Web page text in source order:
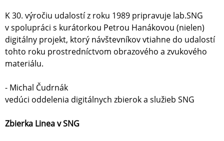
K 30. výročiu udalostí z roku 1989 pripravuje lab.SNG
v spolupráci s kurátorkou Petrou Hanákovou (nielen)
digitálny projekt, ktorý návštevníkov vtiahne do udalostí
tohto roku prostredníctvom obrazového a zvukového
materiálu.
- Michal Čudrnák
vedúci oddelenia digitálnych zbierok a služieb SNG
Zbierka Linea v SNG